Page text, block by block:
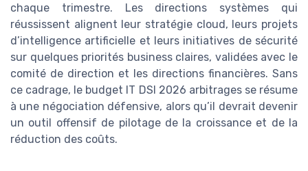
chaque trimestre. Les directions systèmes qui
réussissent alignent leur stratégie cloud, leurs projets
d’intelligence artificielle et leurs initiatives de sécurité
sur quelques priorités business claires, validées avec le
comité de direction et les directions financières. Sans
ce cadrage, le budget IT DSI 2026 arbitrages se résume
à une négociation défensive, alors qu’il devrait devenir
un outil offensif de pilotage de la croissance et de la
réduction des coûts.